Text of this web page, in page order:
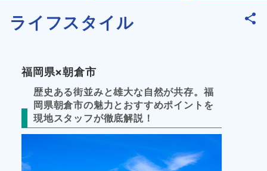
ス
イ
ライフスタイル
福岡県×朝倉市
歴史ある街並みと雄大な自然が共存。福
岡県朝倉市の魅力とおすすめポイントを
現地スタッフが徹底解説！